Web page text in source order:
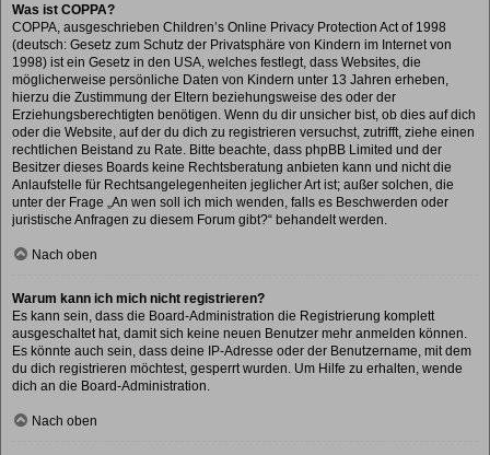
Was ist COPPA?
COPPA, ausgeschrieben Children’s Online Privacy Protection Act of 1998
(deutsch: Gesetz zum Schutz der Privatsphäre von Kindern im Internet von
1998) ist ein Gesetz in den USA, welches festlegt, dass Websites, die
möglicherweise persönliche Daten von Kindern unter 13 Jahren erheben,
hierzu die Zustimmung der Eltern beziehungsweise des oder der
Erziehungsberechtigten benötigen. Wenn du dir unsicher bist, ob dies auf dich
oder die Website, auf der du dich zu registrieren versuchst, zutrifft, ziehe einen
rechtlichen Beistand zu Rate. Bitte beachte, dass phpBB Limited und der
Besitzer dieses Boards keine Rechtsberatung anbieten kann und nicht die
Anlaufstelle für Rechtsangelegenheiten jeglicher Art ist; außer solchen, die
unter der Frage „An wen soll ich mich wenden, falls es Beschwerden oder
juristische Anfragen zu diesem Forum gibt?“ behandelt werden.
Nach oben
Warum kann ich mich nicht registrieren?
Es kann sein, dass die Board-Administration die Registrierung komplett
ausgeschaltet hat, damit sich keine neuen Benutzer mehr anmelden können.
Es könnte auch sein, dass deine IP-Adresse oder der Benutzername, mit dem
du dich registrieren möchtest, gesperrt wurden. Um Hilfe zu erhalten, wende
dich an die Board-Administration.
Nach oben